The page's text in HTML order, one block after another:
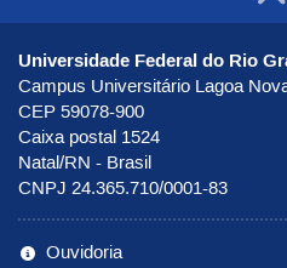
Universidade Federal do Rio
Campus Universitário Lagoa
CEP 59078-900
Caixa postal 1524
Natal/RN - Brasil
CNPJ 24.365.710/0001-83
Ouvidoria